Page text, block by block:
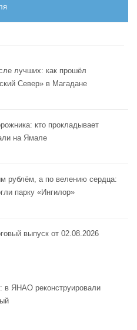
лучших: как прошёл
Север» в Магадане
кто прокладывает
на Ямале
рублём, а по велению сердца:
парку «Ингилор»
выпуск от 02.08.2026
в ЯНАО реконструировали